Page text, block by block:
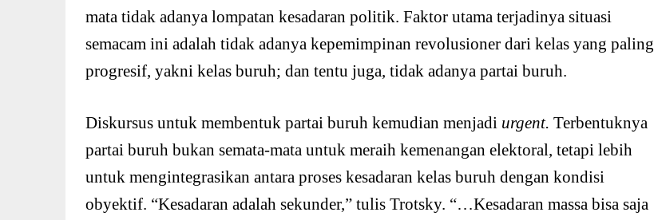
mata tidak adanya lompatan kesadaran politik. Faktor utama terjadinya situasi
semacam ini adalah tidak adanya kepemimpinan revolusioner dari kelas yang paling
progresif, yakni kelas buruh; dan tentu juga, tidak adanya partai buruh.
Diskursus untuk membentuk partai buruh kemudian menjadi urgent. Terbentuknya
partai buruh bukan semata-mata untuk meraih kemenangan elektoral, tetapi lebih
untuk mengintegrasikan antara proses kesadaran kelas buruh dengan kondisi
obyektif. “Kesadaran adalah sekunder,” tulis Trotsky. “…Kesadaran massa bisa saja